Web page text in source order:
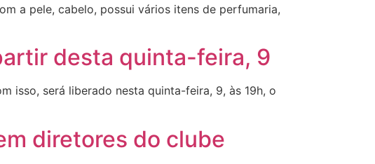
a pele, cabelo, possui vários itens de perfumaria,
desta quinta-feira, 9
isso, será liberado nesta quinta-feira, 9, às 19h, o
diretores do clube